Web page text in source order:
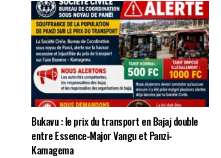
Bukavu : le prix du transport en Bajaj double
entre Essence-Major Vangu et Panzi-
Kamagema